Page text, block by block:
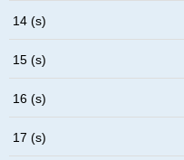
14 (s)
15 (s)
16 (s)
17 (s)